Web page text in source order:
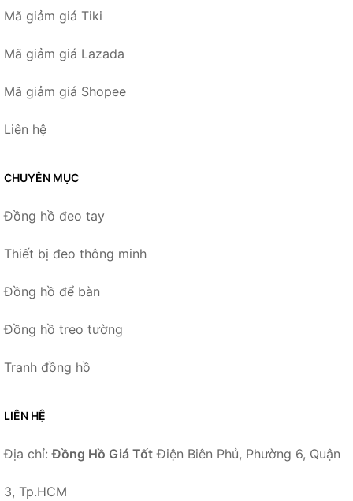
Mã giảm giá Tiki
Mã giảm giá Lazada
Mã giảm giá Shopee
Liên hệ
CHUYÊN MỤC
Đồng hồ đeo tay
Thiết bị đeo thông minh
Đồng hồ để bàn
Đồng hồ treo tường
Tranh đồng hồ
LIÊN HỆ
Địa chỉ:Đồng Hồ Giá Tốt Điện Biên Phủ, Phường 6, Quận
3, Tp.HCM